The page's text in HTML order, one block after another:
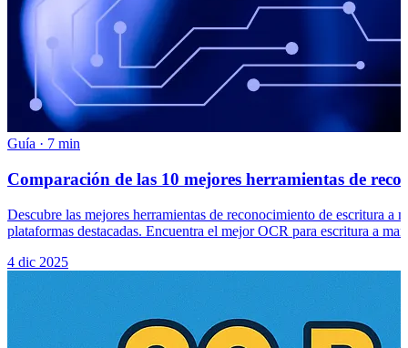
Guía · 7 min
Comparación de las 10 mejores herramientas de
Descubre las mejores herramientas de reconocimiento de escritura
plataformas destacadas. Encuentra el mejor OCR para escritura a
4 dic 2025